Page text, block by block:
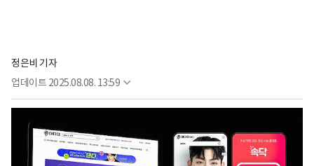
정은비 기자
업데이트 2025.08.08. 13:59